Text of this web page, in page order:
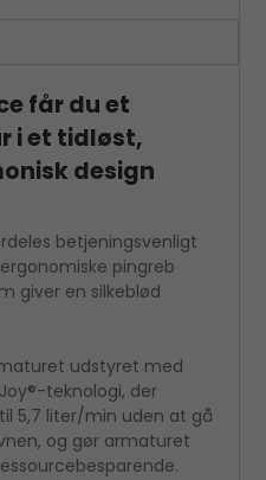
får du et
i et tidløst,
design
betjeningsvenligt
pingreb
giver en silkeblød
udstyret med
teknologi, der
5,7 liter/min uden at gå
og gør armaturet